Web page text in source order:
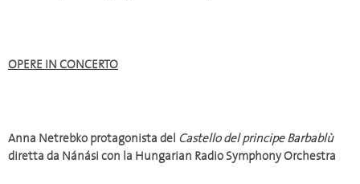
OPERE IN CONCERTO
Anna Netrebko protagonista del Castello del principe Barbablù
diretta da Nánási con la Hungarian Radio Symphony Orchestra